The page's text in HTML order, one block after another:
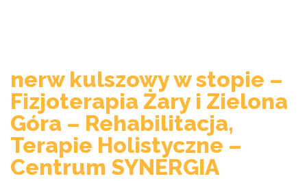
nerw kulszowy w stopie –
Fizjoterapia Żary i Zielona
Góra – Rehabilitacja,
Terapie Holistyczne –
Centrum SYNERGIA